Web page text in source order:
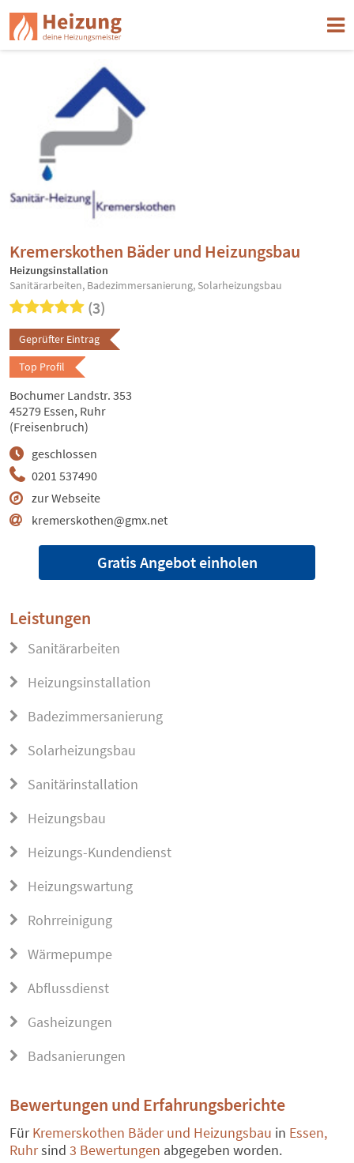
Kremerskothen Bäder und Heizungsbau
Heizungsinstallation
Sanitärarbeiten, Badezimmersanierung, Solarheizungsbau
(3)
Geprüfter Eintrag
Top Profil
0201 537490
zur Webseite
kremerskothen@gmx.net
geschlossen
Bochumer Landstr. 353
45279 Essen, Ruhr
(Freisenbruch)
Gratis Angebot einholen
Leistungen
Sanitärarbeiten
Heizungsinstallation
Badezimmersanierung
Solarheizungsbau
Sanitärinstallation
Heizungsbau
Heizungs-Kundendienst
Heizungswartung
Rohrreinigung
Wärmepumpe
Abflussdienst
Gasheizungen
Badsanierungen
Bewertungen und Erfahrungsberichte
FürKremerskothen Bäder und Heizungsbau in Essen,
Ruhrsind 3 Bewertungen abgegeben worden.